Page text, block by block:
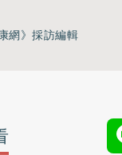
網》採訪編輯